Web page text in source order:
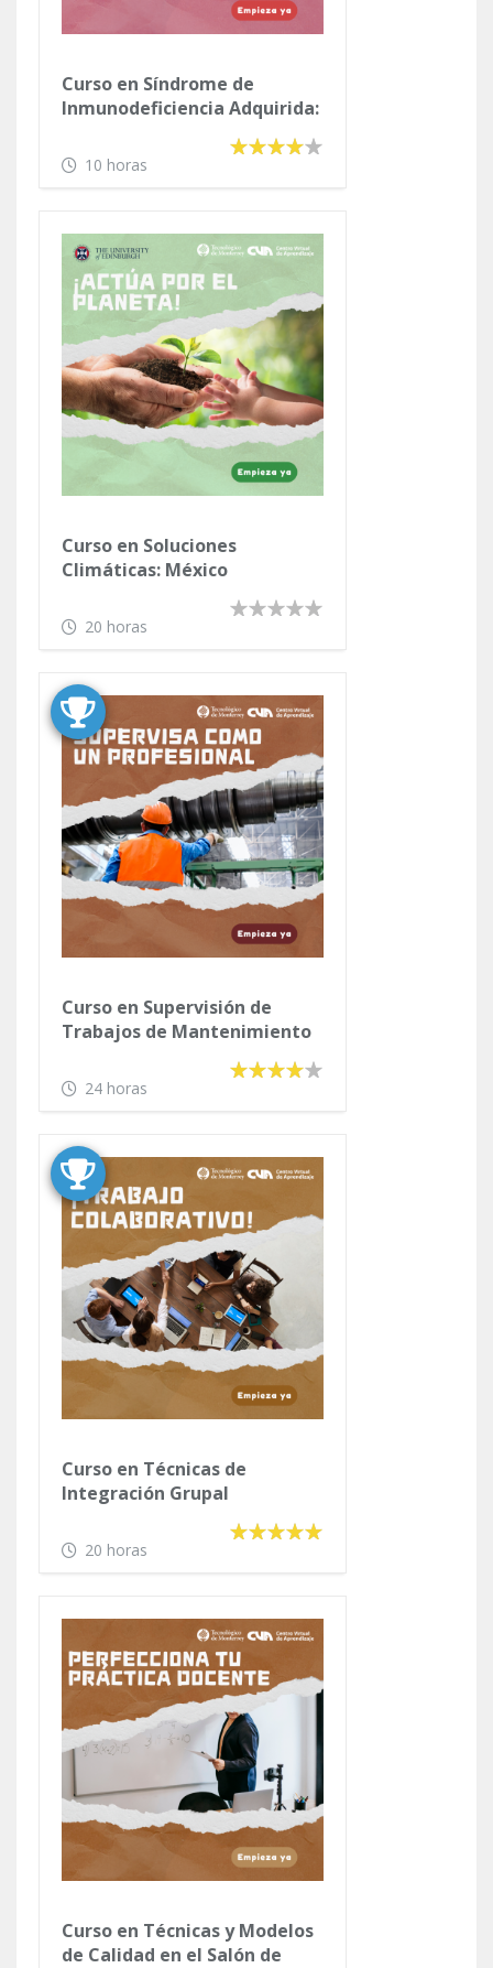
Curso en Síndrome de
Inmunodeficiencia Adquirida:
Aspectos Médicos y Sociales
10 horas
Curso en Soluciones
Climáticas: México
20 horas
Curso en Supervisión de
Trabajos de Mantenimiento
24 horas
Curso en Técnicas de
Integración Grupal
20 horas
Curso en Técnicas y Modelos
de Calidad en el Salón de